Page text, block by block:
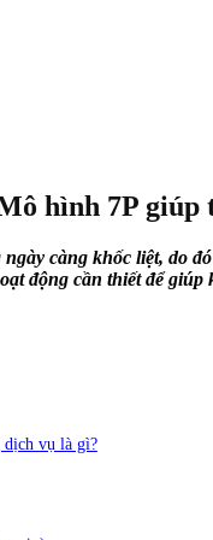
hình 7P giúp
càng khốc liệt, do
động cần thiết để
dịch vụ là gì?